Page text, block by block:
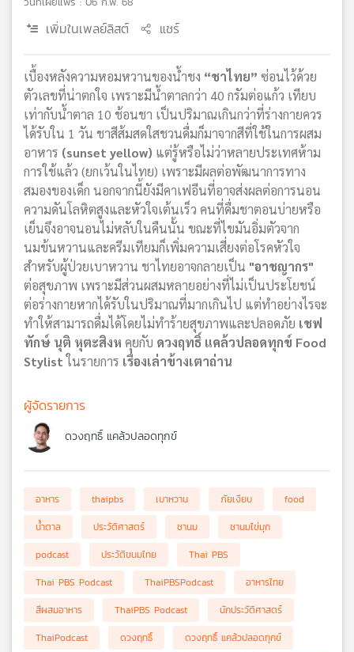
เพิ่มในเพลย์ลิสต์ แชร์
เบื้องหลังความหอมหวานของน้ำชง “ชาไทย” ซ่อนไว้ด้วย
ตัวเลขที่น่าตกใจ เพราะมีน้ำตาลกว่า 40 กรัมต่อแก้ว เทียบ
เท่ากับน้ำตาล 10 ช้อนชา เป็นปริมาณเกินกว่าที่ร่างกายควร
ได้รับใน 1 วัน ชาสีส้มสดใสชวนดื่มก็มาจากสีที่ใช้ในการผสม
อาหาร (sunset yellow) แต่รู้หรือไม่ว่าหลายประเทศห้าม
การใช้แล้ว (ยกเว้นในไทย) เพราะมีผลต่อพัฒนาการทาง
สมองของเด็ก นอกจากนี้ยังมีคาเฟอีนที่อาจส่งผลต่อการนอน
ความดันโลหิตสูงและหัวใจเต้นเร็ว คนที่ดื่มชาตอนบ่ายหรือ
เย็นจึงอาจนอนไม่หลับในคืนนั้น ขณะที่ไขมันอิ่มตัวจาก
นมข้นหวานและครีมเทียมก็เพิ่มความเสี่ยงต่อโรคหัวใจ
สำหรับผู้ป่วยเบาหวาน ชาไทยอาจกลายเป็น "อาชญากร"
ต่อสุขภาพ เพราะมีส่วนผสมหลายอย่างที่ไม่เป็นประโยชน์
ต่อร่างกายหากได้รับในปริมาณที่มากเกินไป แต่ทำอย่างไรจะ
ทำให้สามารถดื่มได้โดยไม่ทำร้ายสุขภาพและปลอดภัย เชฟ
ทักษ์ นุติ หุตะสิงห คุยกับ ดวงฤทธิ์ แคล้วปลอดทุกข์ Food
Stylistในรายการ เรื่องเล่าข้างเตาถ่าน
ผู้จัดรายการ
ดวงฤทธิ์ แคล้วปลอดทุกข์
อาหาร thaipbs เบาหวาน ภัยเงียบ
food
น้ำตาล
ประวัติศาสตร์ ชานม
ชานมไข่มุก
podcast
ประวัติขนมไทย
Thai PBS
Thai PBS Podcast
ThaiPBSPodcast
อาหารไทย
สีผสมอาหาร
ThaiPBS Podcast
นักประวัติศาสตร์
ThaiPodcast
ดวงฤทธิ์
ดวงฤทธิ์ แคล้วปลอดทุกข์